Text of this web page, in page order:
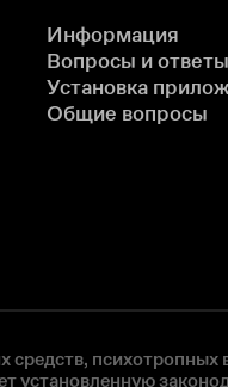
Информация
Вопросы и ответы
Установка
Общие вопросы
средств,
установленную